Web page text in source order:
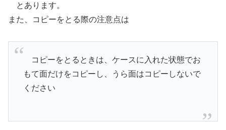
とあります。
また、コピーをとる際の注意点は
コピーをとるときは、ケースに入れた状態でお
もて面だけをコピーし、うら面はコピーしないで
ください